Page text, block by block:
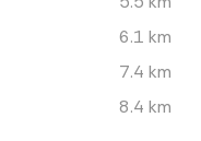
6.1 km
7.4 km
8.4 km